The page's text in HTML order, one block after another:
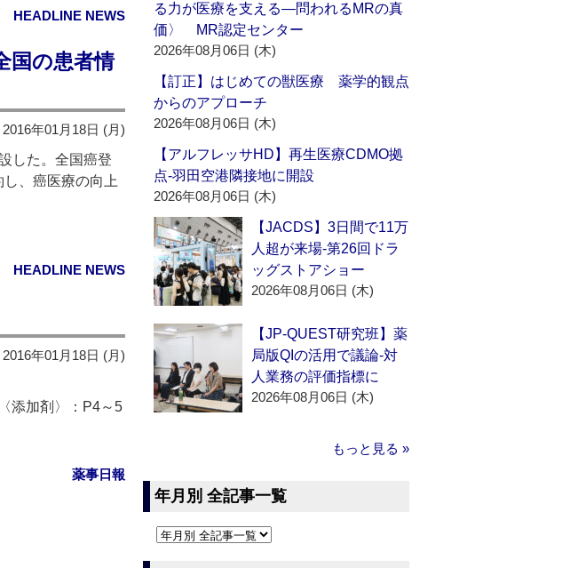
HEADLINE NEWS
国の患者情
2016年01月18日 (月)
した。全国癌登
、癌医療の向上
HEADLINE NEWS
2016年01月18日 (月)
添加剤〉：P4～5
薬事日報
る力が医療を支える―問われるMRの真
価〉 MR認定センター
2026年08月06日 (木)
【訂正】はじめての獣医療 薬学的観点
からのアプローチ
2026年08月06日 (木)
【アルフレッサHD】再生医療CDMO拠
点‐羽田空港隣接地に開設
2026年08月06日 (木)
【JACDS】3日間で11万
人超が来場‐第26回ドラ
ッグストアショー
2026年08月06日 (木)
【JP-QUEST研究班】薬
局版QIの活用で議論‐対
人業務の評価指標に
2026年08月06日 (木)
もっと見る »
年月別 全記事一覧